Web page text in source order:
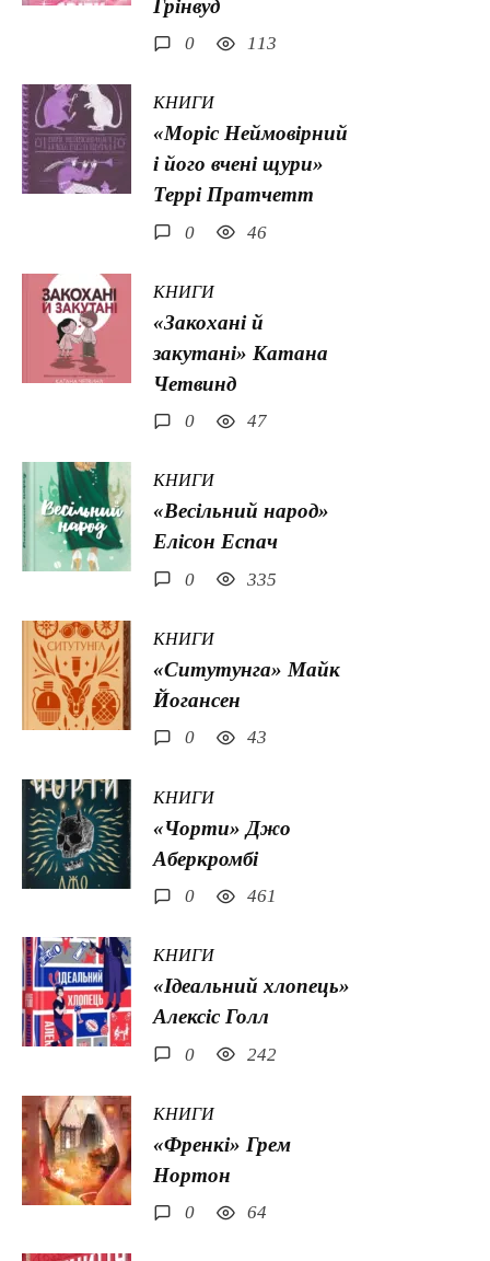
Грінвуд
0 113
КНИГИ
«Моріс Неймовірний
і його вчені щури»
Террі Пратчетт
0 46
КНИГИ
«Закохані й
закутані» Катана
Четвинд
0 47
КНИГИ
«Весільний народ»
Елісон Еспач
0 335
КНИГИ
«Ситутунга» Майк
Йогансен
0 43
КНИГИ
«Чорти» Джо
Аберкромбі
0 461
КНИГИ
«Ідеальний хлопець»
Алексіс Голл
0 242
КНИГИ
«Френкі» Грем
Нортон
0 64